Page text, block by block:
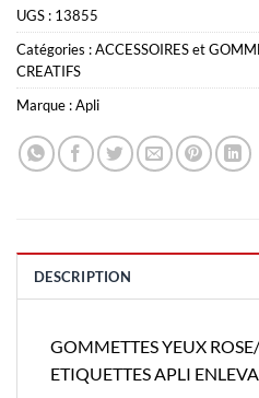
UGS : 13855
Catégories :ACCESSOIRES et
CREATIFS
Marque :Apli
DESCRIPTION
GOMMETTES YEUX
ETIQUETTES APLI